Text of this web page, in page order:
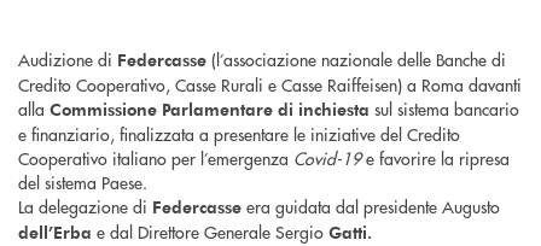
Audizione di Federcasse (l’associazione nazionale delle Banche di
Credito Cooperativo, Casse Rurali e Casse Raiffeisen) a Roma davanti
alla Commissione Parlamentare di inchiesta sul sistema bancario
e finanziario, finalizzata a presentare le iniziative del Credito
Cooperativo italiano per l’emergenza Covid-19e favorire la ripresa
del sistema Paese.
La delegazione di Federcasse era guidata dal presidente Augusto
dell’Erba e dal Direttore Generale Sergio Gatti.